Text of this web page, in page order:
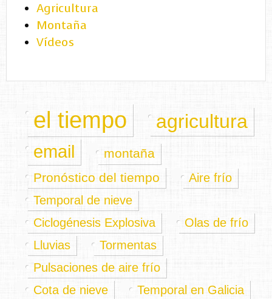
Agricultura
Montaña
Vídeos
el tiempo agricultura
email montaña
Pronóstico del tiempo
Aire frío
Temporal de nieve
Ciclogénesis Explosiva
Olas de frío
Lluvias
Tormentas
Pulsaciones de aire frío
Cota de nieve
Temporal en Galicia